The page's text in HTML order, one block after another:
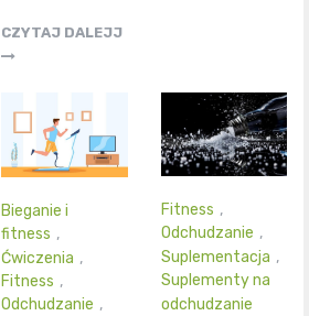
CZYTAJ DALEJJ
Bieganie i
fitness ,
Ćwiczenia ,
Fitness ,
Odchudzanie ,
Fitness ,
Odchudzanie ,
Suplementacja ,
Suplementy na
odchudzanie